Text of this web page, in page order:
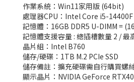
作業系統：Win11家用版 (64bit)
處理器CPU：Intel Core i5-14400F
記憶體：16GB DDR5 U-DIMM =
記憶體支援容量 : 總插槽數量 2 / 最
晶片組：Intel B760
儲存/硬碟：1TB M.2 PCIe SSD
儲存備註：擴充硬碟需自行購買螺
顯示晶片：NVIDIA GeForce